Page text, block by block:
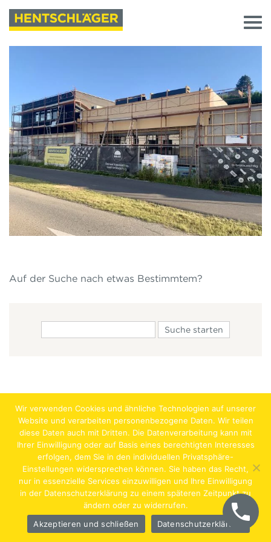
Auf der Suche nach etwas Bestimmtem?
Jobs Lehrstellen Impressum AGB Datenschutz
Hentschläger Bau GmbH – A-4222 Langenstein,
Wir verwenden Cookies und ähnliche Technologien auf unserer
Website und verarbeiten personenbezogene Daten. Wir teilen
diese Daten auch mit Dritten. Die Datenverarbeitung kann mit
Ihrer Einwilligung oder auf Basis eines berechtigten Interesses
erfolgen, dem Sie in den individuellen Privatsphäre-
Einstellungen widersprechen können. Sie haben das Recht,
nur in essenzielle Services einzuwilligen und Ihre Einwilligung
in der Datenschutzerklärung zu einem späteren Zeitpunkt zu
ändern oder zu widerrufen.
Akzeptieren und schließen
Datenschutzerklärung